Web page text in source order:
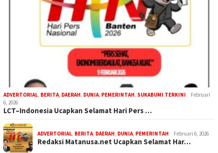
ADVERTORIAL, BERITA, DAERAH, DUNIA, PEMERINTAH, SUKABUMI TERKINI
Februari
6, 2026
LCT–Indonesia Ucapkan Selamat Hari Pers …
ADVERTORIAL, BERITA, DAERAH, DUNIA, PEMERINTAH Februari 6, 2026
Redaksi Matanusa.net Ucapkan Selamat Har…